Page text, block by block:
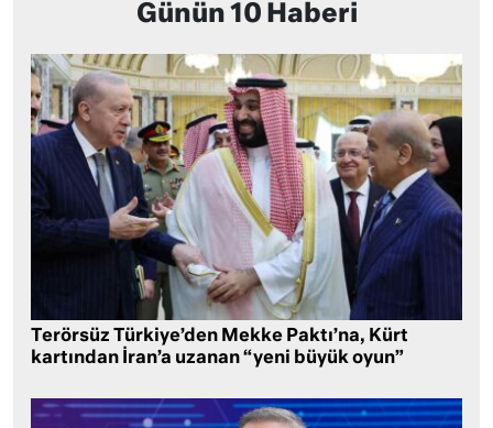
Günün 10 Haberi
Terörsüz Türkiye’den Mekke Paktı’na, Kürt
kartından İran’a uzanan “yeni büyük oyun”